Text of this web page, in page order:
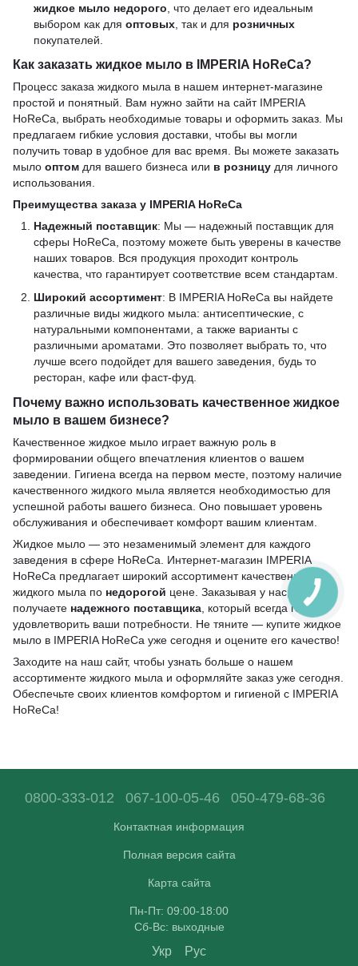
жидкое мыло недорого , что делает его идеальным
выбором как для оптовых , так и для розничных
покупателей.
Как заказать жидкое мыло в IMPERIA HoReCa?
Процесс заказа жидкого мыла в нашем интернет-магазине
простой и понятный. Вам нужно зайти на сайт IMPERIA
HoReCa, выбрать необходимые товары и оформить заказ. Мы
предлагаем гибкие условия доставки, чтобы вы могли
получить товар в удобное для вас время. Вы можете заказать
мыло оптом для вашего бизнеса или в розницу для личного
использования.
Преимущества заказа у IMPERIA HoReCa
Надежный поставщик: Мы — надежный поставщик для
сферы HoReCa, поэтому можете быть уверены в качестве
наших товаров. Вся продукция проходит контроль
качества, что гарантирует соответствие всем стандартам.
Широкий ассортимент: В IMPERIA HoReCa вы найдете
различные виды жидкого мыла: антисептические, с
натуральными компонентами, а также варианты с
различными ароматами. Это позволяет выбрать то, что
лучше всего подойдет для вашего заведения, будь то
ресторан, кафе или фаст-фуд.
Почему важно использовать качественное жидкое
мыло в вашем бизнесе?
Качественное жидкое мыло играет важную роль в
формировании общего впечатления клиентов о вашем
заведении. Гигиена всегда на первом месте, поэтому наличие
качественного жидкого мыла является необходимостью для
успешной работы вашего бизнеса. Оно повышает уровень
обслуживания и обеспечивает комфорт вашим клиентам.
Жидкое мыло — это незаменимый элемент для каждого
заведения в сфере HoReCa. Интернет-магазин IMPERIA
HoReCa предлагает широкий ассортимент качественного
жидкого мыла по недорогой цене. Заказывая у нас, вы
получаете надежного поставщика , который всегда готов
удовлетворить ваши потребности. Не тяните — купите жидкое
мыло в IMPERIA HoReCa уже сегодня и оцените его качество!
Заходите на наш сайт, чтобы узнать больше о нашем
ассортименте жидкого мыла и оформляйте заказ уже сегодня.
Обеспечьте своих клиентов комфортом и гигиеной с IMPERIA
HoReCa!
0800-333-012 067-100-05-46 050-479-68-36
Контактная информация
Полная версия сайта
Карта сайта
Пн-Пт: 09:00-18:00
Сб-Вс: выходные
Укр Рус